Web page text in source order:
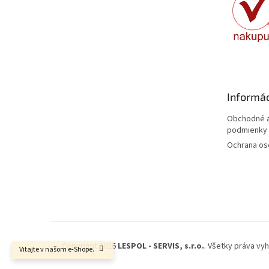
Vitajte v našom e-Shope.
Obchodné
podmienky
Ochrana
Copyright 2026 LESPOL - SERVIS, s.r.o.. Všetky práva